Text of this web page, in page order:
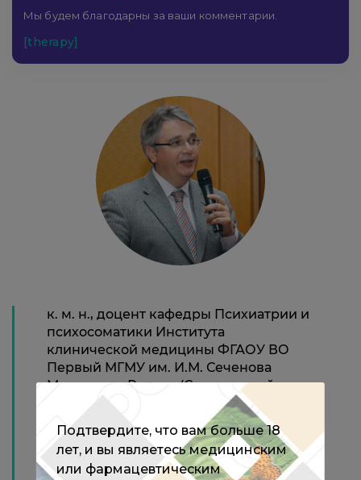
Мы будем благодарны за ваши комментарии.
[therapy]
к. м. н., доцент кафедры Психиатрии и
психосоматики Института
клинической медицины ФГАОУ ВО
Первый МГМУ им. И.М. Сеченова
Минздрава России (Сеченовский
Университет); старший сотрудник
ФГБНУ НЦПЗ; член Европейского
общества дерматологов и психиатров
ESDaP
Подтвердите, что вам больше 18
лет, и вы являетесь медицинским
или фармацевтическим